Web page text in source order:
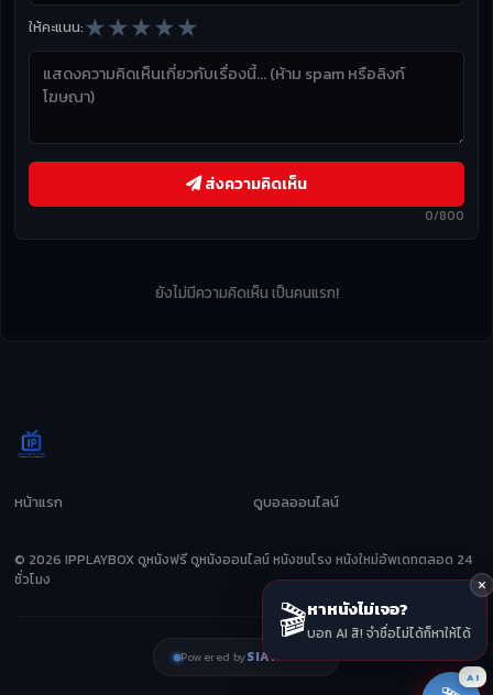
ให้คะแนน:★★★★★
0/800
ส่งความคิดเห็น
ยังไม่มีความคิดเห็น เป็นคนแรก!
หน้าแรก ดูบอลออนไลน์
© 2026 IPPLAYBOX ดูหนังฟรี ดูหนังออนไลน์ หนังชนโรง หนังใหม่อัพเดทตลอด 24
ชั่วโมง
Powered bySIAMZEED
🎬หาหนังไม่เจอ?
บอก AI สิ! จำชื่อไม่ได้ก็หาให้ได้
AI